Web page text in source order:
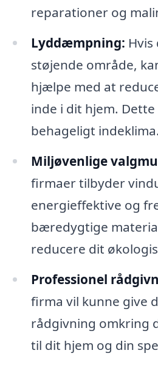
reparationer og
Lyddæmpning:
støjende område,
hjælpe med at
inde i dit hjem.
behageligt indeklima.
Miljøvenlige
firmaer tilbyder
energieffektive og
bæredygtige
reducere dit
Professionel
firma vil kunne give
rådgivning omkring
til dit hjem og din